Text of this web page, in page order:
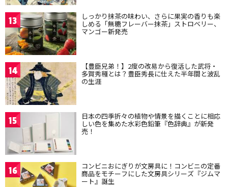
13 しっかり抹茶の味わい、さらに果実の香りも楽
しめる「無糖フレーバー抹茶」ストロベリー、
マンゴー新発売
14 【豊臣兄弟！】2度の改易から復活した武将・
多賀秀種とは？豊臣秀長に仕えた半年間と波乱
の生涯
15 日本の四季折々の植物や情景を描くことに相応
しい色を集めた水彩色鉛筆『色辞典』が新発
売！
16 コンビニおにぎりが文房具に！コンビニの定番
商品をモチーフにした文房具シリーズ『ジムマ
ート』誕生